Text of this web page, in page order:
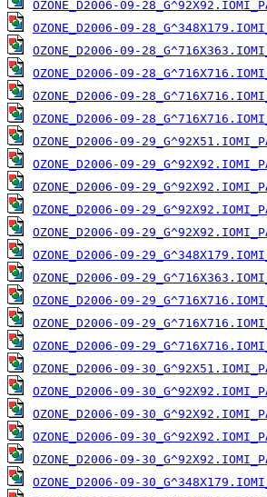
OZONE_D2006-09-
OZONE_D2006-09-
OZONE_D2006-09-
OZONE_D2006-09-
OZONE_D2006-09-
OZONE_D2006-09-
OZONE_D2006-09-
OZONE_D2006-09-
OZONE_D2006-09-
OZONE_D2006-09-
OZONE_D2006-09-
OZONE_D2006-09-
OZONE_D2006-09-
OZONE_D2006-09-
OZONE_D2006-09-
OZONE_D2006-09-
OZONE_D2006-09-
OZONE_D2006-09-
OZONE_D2006-09-
OZONE_D2006-09-
OZONE_D2006-09-
OZONE_D2006-09-